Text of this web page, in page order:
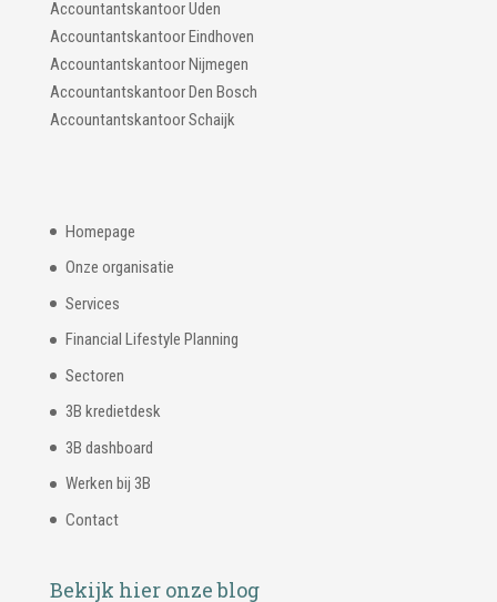
Accountantskantoor Uden
Accountantskantoor Eindhoven
Accountantskantoor Nijmegen
Accountantskantoor Den Bosch
Accountantskantoor Schaijk
Homepage
Onze organisatie
Services
Financial Lifestyle Planning
Sectoren
3B kredietdesk
3B dashboard
Werken bij 3B
Contact
Bekijk hier onze blog